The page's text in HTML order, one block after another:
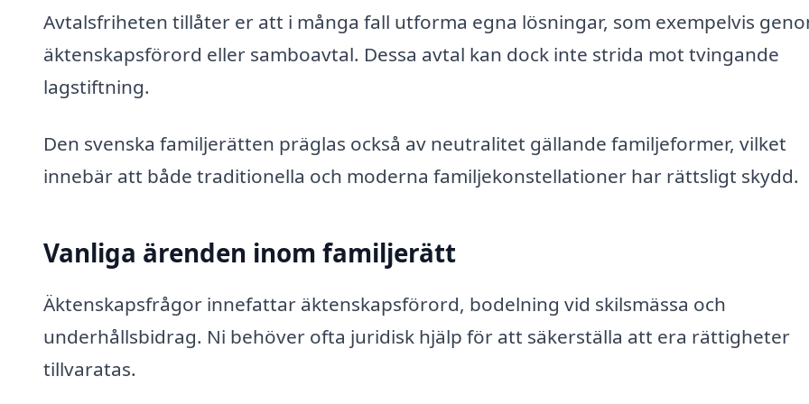
Avtalsfriheten tillåter er att i många fall utforma egna lösningar, som exempelvis
äktenskapsförord eller samboavtal. Dessa avtal kan dock inte strida mot tvingande
lagstiftning.
Den svenska familjerätten präglas också av neutralitet gällande familjeformer, vilket
innebär att både traditionella och moderna familjekonstellationer har rättsligt skydd.
Vanliga ärenden inom familjerätt
Äktenskapsfrågor innefattar äktenskapsförord, bodelning vid skilsmässa och
underhållsbidrag. Ni behöver ofta juridisk hjälp för att säkerställa att era rättigheter
tillvaratas.